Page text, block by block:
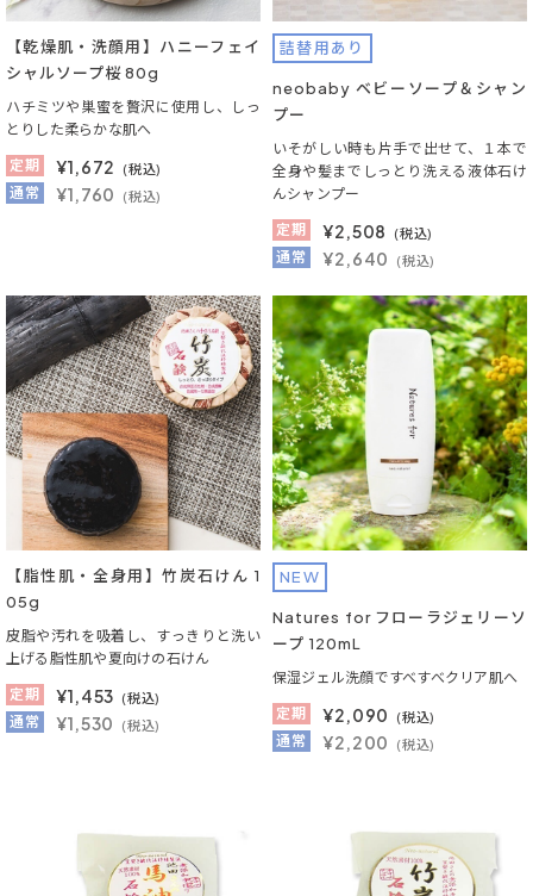
【乾燥肌・洗顔用】ハニーフェイ
シャルソープ桜 80g
ハチミツや巣蜜を贅沢に使用し、しっ
とりした柔らかな肌へ
定期
¥1,672 (税込)
通常 ¥1,760 (税込)
詰替用あり
neobaby ベビーソープ＆シャン
プー
いそがしい時も片手で出せて、１本で
全身や髪までしっとり洗える液体石け
んシャンプー
定期
¥2,508 (税込)
通常 ¥2,640 (税込)
【脂性肌・全身用】竹炭石けん 1
05g
皮脂や汚れを吸着し、すっきりと洗い
上げる脂性肌や夏向けの石けん
定期
¥1,453 (税込)
通常 ¥1,530 (税込)
NEW
Natures for フローラジェリーソ
ープ 120mL
保湿ジェル洗顔ですべすべクリア肌へ
定期
¥2,090 (税込)
通常 ¥2,200 (税込)